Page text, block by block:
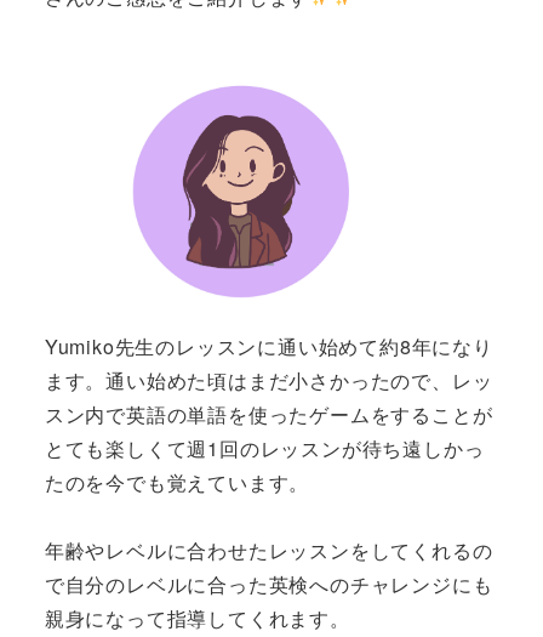
Yumiko先生のレッスンに通い始めて約8年になり
ます。通い始めた頃はまだ小さかったので、レッ
スン内で英語の単語を使ったゲームをすることが
とても楽しくて週1回のレッスンが待ち遠しかっ
たのを今でも覚えています。
年齢やレベルに合わせたレッスンをしてくれるの
で自分のレベルに合った英検へのチャレンジにも
親身になって指導してくれます。